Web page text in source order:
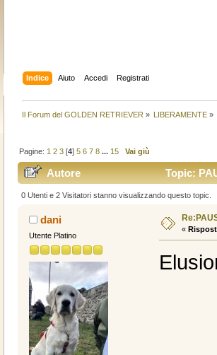
Indice Aiuto Accedi Registrati
Il Forum del GOLDEN RETRIEVER » LIBERAMENTE »
Pagine: 1 2 3 [4]5 6 7 8 ... 15 Vai giù
Autore Topic:
0 Utenti e 2 Visitatori stanno visualizzando questo topic.
dani
Utente Platino
«